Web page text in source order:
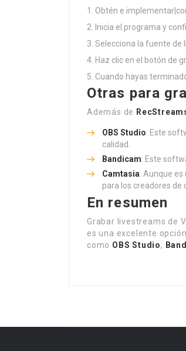
Obtén e
Inicia el programa y
Selecciona la fuente de
Haz clic en el botón de
Cuando hayas
Otras para
Además de
OBS Studio: Este
calidad.
Bandicam: Este
Camtasia: Aunque
para los creadores de
En resumen
Grabar livestreams de
es una excelente
como OBS Studio,